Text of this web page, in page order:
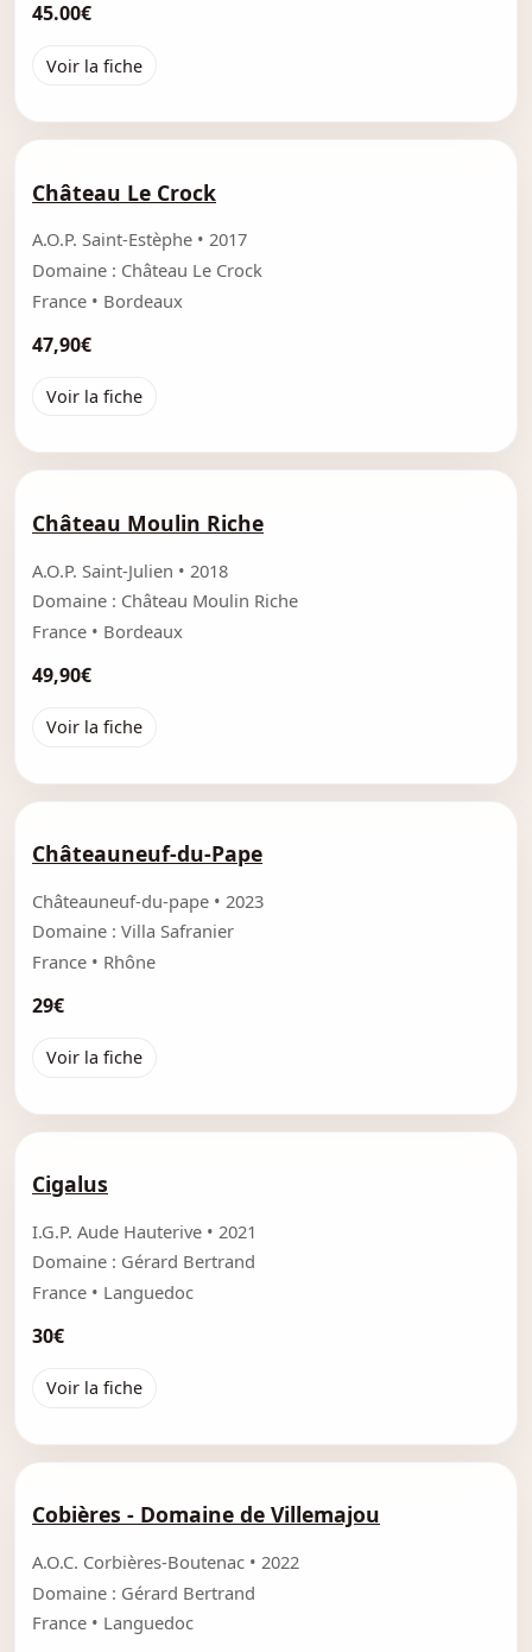
45.00€
Voir la fiche
Château Le Crock
A.O.P. Saint-Estèphe • 2017
Domaine : Château Le Crock
France • Bordeaux
47,90€
Voir la fiche
Château Moulin Riche
A.O.P. Saint-Julien • 2018
Domaine : Château Moulin Riche
France • Bordeaux
49,90€
Voir la fiche
Châteauneuf-du-Pape
Châteauneuf-du-pape • 2023
Domaine : Villa Safranier
France • Rhône
29€
Voir la fiche
Cigalus
I.G.P. Aude Hauterive • 2021
Domaine : Gérard Bertrand
France • Languedoc
30€
Voir la fiche
Cobières - Domaine de Villemajou
A.O.C. Corbières-Boutenac • 2022
Domaine : Gérard Bertrand
France • Languedoc